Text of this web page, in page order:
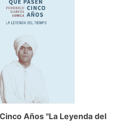
Años "La Leyenda del